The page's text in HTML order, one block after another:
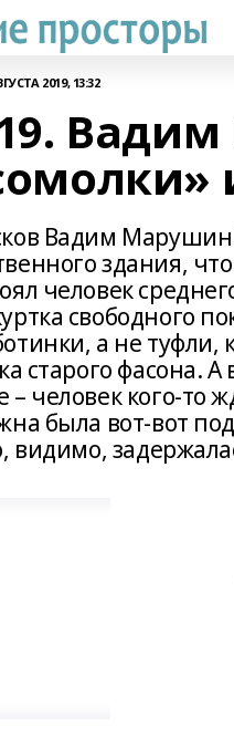
2019, 13:32
Вадим
здания,
человек
свободного
а не
старого фасона.
– человек кого-то
была вот-вот
видимо,